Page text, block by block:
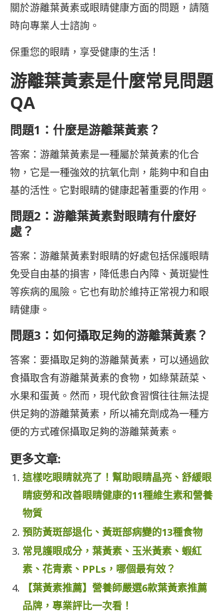
關於游離葉黃素或眼睛健康方面的問題，請隨
時向專業人士諮詢。
保重您的眼睛，享受健康的生活！
游離葉黃素是什麼常見問題
QA
問題1：什麼是游離葉黃素？
答案：游離葉黃素是一種屬於葉黃素的化合
物，它是一種強效的抗氧化劑，能夠中和自由
基的活性。它對眼睛的健康起著重要的作用。
問題2：游離葉黃素對眼睛有什麼好
處？
答案：游離葉黃素對眼睛的好處包括保護眼睛
免受自由基的損害，降低患白內障、黃斑變性
等疾病的風險。它也有助於維持正常視力和眼
睛健康。
問題3：如何攝取足夠的游離葉黃素？
答案：要攝取足夠的游離葉黃素，可以通過飲
食攝取含有游離葉黃素的食物，如綠葉蔬菜、
水果和蛋黃。然而，現代飲食習慣往往無法提
供足夠的游離葉黃素，所以補充劑成為一種方
便的方式確保攝取足夠的游離葉黃素。
更多文章:
這樣吃眼睛就亮了！幫助眼睛晶亮、舒緩眼
睛疲勞和改善眼睛健康的11種維生素和營養
物質
預防黃斑部退化、黃斑部病變的13種食物
常見護眼成分，葉黃素、玉米黃素、蝦紅
素、花青素、PPLs，哪個最有效？
【葉黃素推薦】營養師嚴選6款葉黃素推薦
品牌，專業評比一次看！